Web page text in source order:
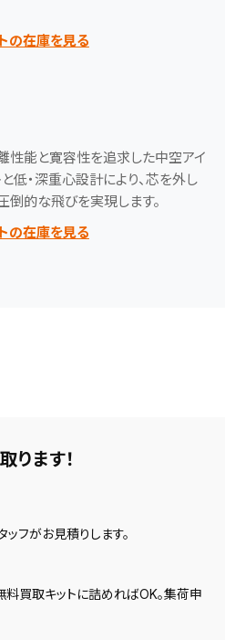
の在庫を見る
性能と寛容性を追求した中空アイ
低・深重心設計により、芯を外し
倒的な飛びを実現します。
の在庫を見る
ります！
フがお見積りします。
買取キットに詰めればOK。集荷申